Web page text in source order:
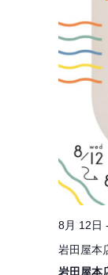
8月 12日 -
岩田屋本
岩田屋本